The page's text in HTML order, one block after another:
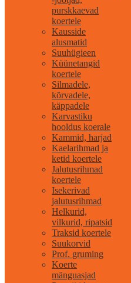
purskkaevad
koertele
Kausside
alusmatid
Suuhügieen
Küünetangid
koertele
Silmadele,
kõrvadele,
käppadele
Karvastiku
hooldus koerale
Kammid, harjad
Kaelarihmad ja
ketid koertele
Jalutusrihmad
koertele
Isekerivad
jalutusrihmad
Helkurid,
vilkurid, ripatsid
Traksid koertele
Suukorvid
Prof. gruming
Koerte
mänguasjad